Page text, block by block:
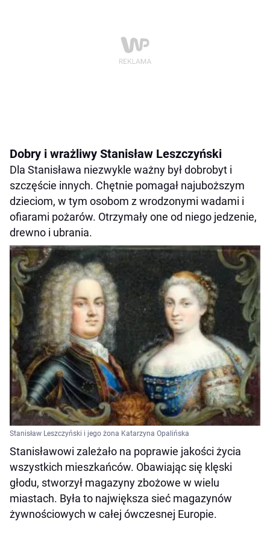
Dobry i wrażliwy Stanisław Leszczyński
Dla Stanisława niezwykle ważny był dobrobyt i
szczęście innych. Chętnie pomagał najuboższym
dzieciom, w tym osobom z wrodzonymi wadami i
ofiarami pożarów. Otrzymały one od niego jedzenie,
drewno i ubrania.
Stanisław Leszczyński i jego żona Katarzyna Opalińska
Stanisławowi zależało na poprawie jakości życia
wszystkich mieszkańców. Obawiając się klęski
głodu, stworzył magazyny zbożowe w wielu
miastach. Była to największa sieć magazynów
żywnościowych w całej ówczesnej Europie.